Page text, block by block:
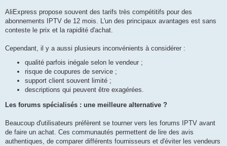
AliExpress propose souvent des tarifs très compétitifs pour des
abonnements IPTV de 12 mois. L'un des principaux avantages est sans
conteste le prix et la rapidité d'achat.
Cependant, il y a aussi plusieurs inconvénients à considérer :
qualité parfois inégale selon le vendeur ;
risque de coupures de service ;
support client souvent limité ;
descriptions qui peuvent être exagérées.
Les forums spécialisés : une meilleure alternative ?
Beaucoup d'utilisateurs préfèrent se tourner vers les forums IPTV avant
de faire un achat. Ces communautés permettent de lire des avis
authentiques, de comparer différents fournisseurs et d'éviter les vendeurs